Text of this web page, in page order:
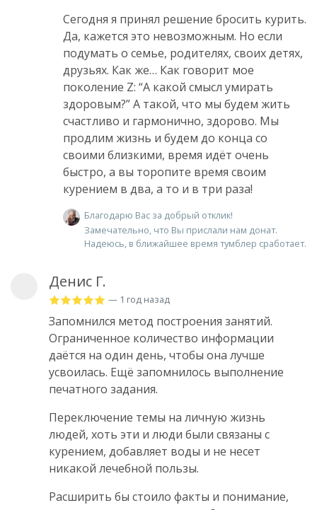
Сегодня я принял решение бросить курить.
Да, кажется это невозможным. Но если
подумать о семье, родителях, своих детях,
друзьях. Как же… Как говорит мое
поколение Z: “А какой смысл умирать
здоровым?” А такой, что мы будем жить
счастливо и гармонично, здорово. Мы
продлим жизнь и будем до конца со
своими близкими, время идёт очень
быстро, а вы торопите время своим
курением в два, а то и в три раза!
Благодарю Вас за добрый отклик!
Замечательно, что Вы прислали нам донат.
Надеюсь, в ближайшее время тумблер сработает.
Денис Г.
— 1 год назад
Запомнился метод построения занятий.
Ограниченное количество информации
даётся на один день, чтобы она лучше
усвоилась. Ещё запомнилось выполнение
печатного задания.
Переключение темы на личную жизнь
людей, хоть эти и люди были связаны с
курением, добавляет воды и не несет
никакой лечебной пользы.
Расширить бы стоило факты и понимание,